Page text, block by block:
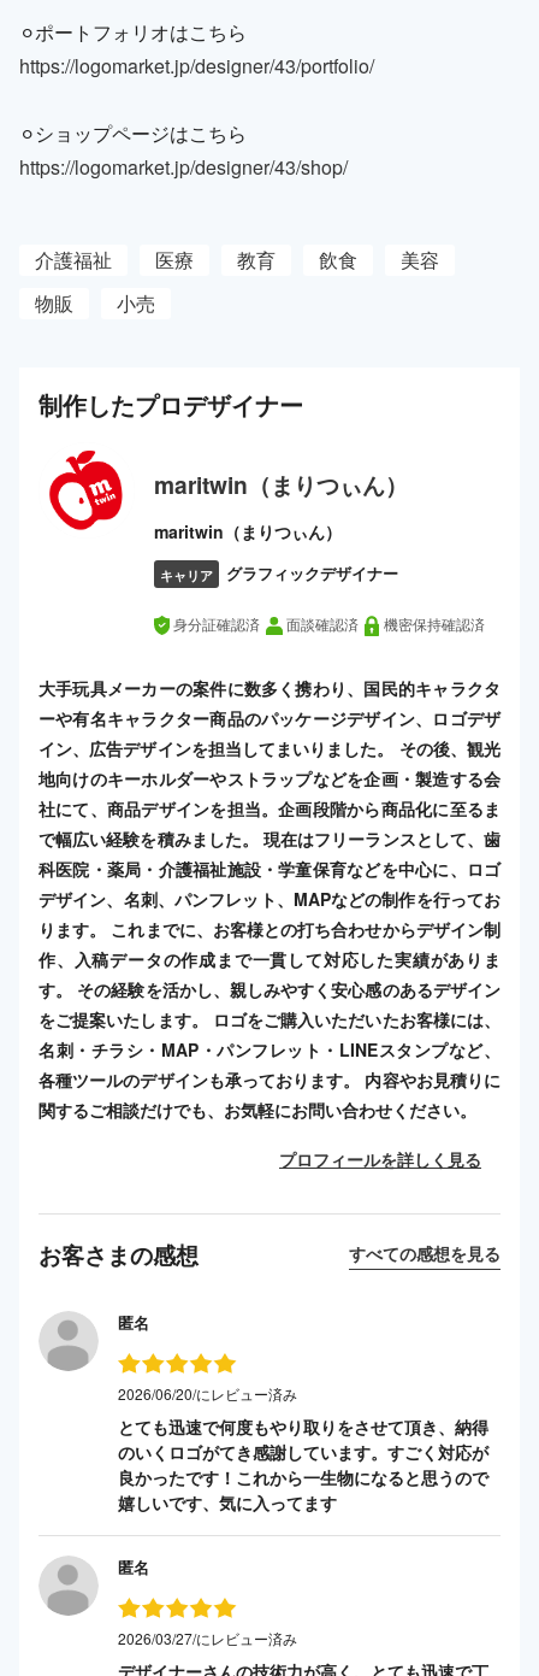
⚪︎ポートフォリオはこちら
https://logomarket.jp/designer/43/portfolio/
⚪︎ショップページはこちら
https://logomarket.jp/designer/43/shop/
介護福祉 医療 教育 飲食
美容
物販
小売
制作したプロデザイナー
maritwin（まりつぃん）
maritwin（まりつぃん）
キャリア グラフィックデザイナー
身分証確認済 面談確認済 機密保持確認済
大手玩具メーカーの案件に数多く携わり、国民的キャラクタ
ーや有名キャラクター商品のパッケージデザイン、ロゴデザ
イン、広告デザインを担当してまいりました。 その後、観光
地向けのキーホルダーやストラップなどを企画・製造する会
社にて、商品デザインを担当。企画段階から商品化に至るま
で幅広い経験を積みました。 現在はフリーランスとして、歯
科医院・薬局・介護福祉施設・学童保育などを中心に、ロゴ
デザイン、名刺、パンフレット、MAPなどの制作を行ってお
ります。 これまでに、お客様との打ち合わせからデザイン制
作、入稿データの作成まで一貫して対応した実績がありま
す。 その経験を活かし、親しみやすく安心感のあるデザイン
をご提案いたします。 ロゴをご購入いただいたお客様には、
名刺・チラシ・MAP・パンフレット・LINEスタンプなど、
各種ツールのデザインも承っております。 内容やお見積りに
関するご相談だけでも、お気軽にお問い合わせください。
プロフィールを詳しく見る
お客さまの感想 すべての感想を見る
匿名
2026/06/20/にレビュー済み
とても迅速で何度もやり取りをさせて頂き、納得
のいくロゴがてき感謝しています。すごく対応が
良かったです！これから一生物になると思うので
嬉しいです、気に入ってます
匿名
2026/03/27/にレビュー済み
デザイナーさんの技術力が高く、とても迅速で丁